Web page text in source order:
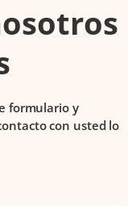
formulario y
con usted lo